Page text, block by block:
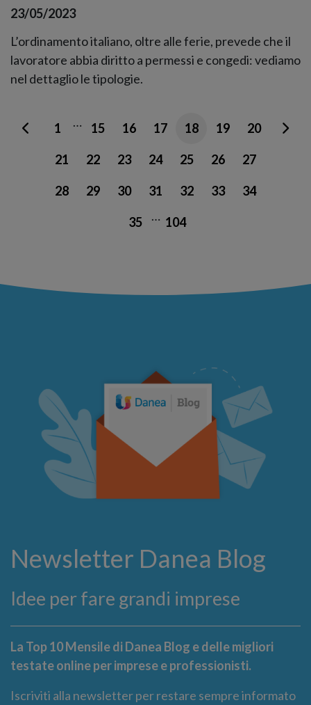
23/05/2023
L’ordinamento italiano, oltre alle ferie, prevede che il
lavoratore abbia diritto a permessi e congedi: vediamo
nel dettaglio le tipologie.
1 … 15 16 17 18 19 20
21 22 23 24 25 26 27
28 29 30 31 32 33 34
35 … 104
Newsletter Danea Blog
Idee per fare grandi imprese
La Top 10 Mensile di Danea Blog e delle migliori
testate online per imprese e professionisti.
Iscriviti alla newsletter per restare sempre informato